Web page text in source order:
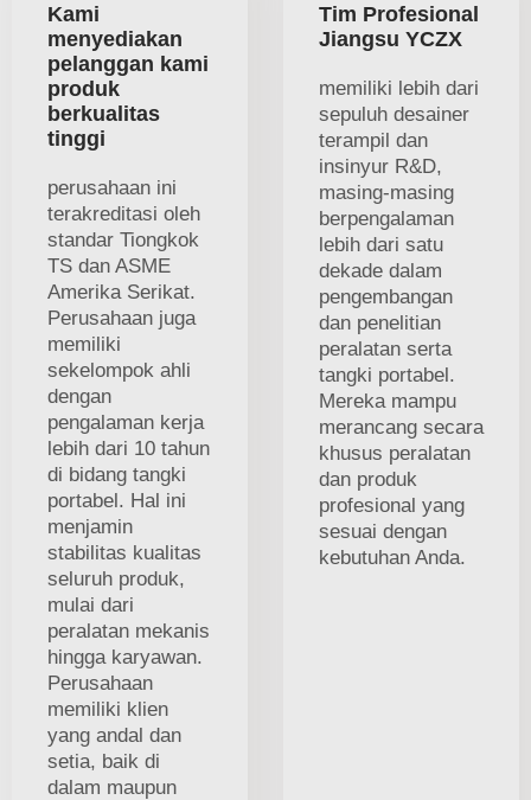
Kami
menyediakan
pelanggan kami
produk
berkualitas
tinggi
perusahaan ini
terakreditasi oleh
standar Tiongkok
TS dan ASME
Amerika Serikat.
Perusahaan juga
memiliki
sekelompok ahli
dengan
pengalaman kerja
lebih dari 10 tahun
di bidang tangki
portabel. Hal ini
menjamin
stabilitas kualitas
seluruh produk,
mulai dari
peralatan mekanis
hingga karyawan.
Perusahaan
memiliki klien
yang andal dan
setia, baik di
dalam maupun
Tim Profesional
Jiangsu YCZX
memiliki lebih dari
sepuluh desainer
terampil dan
insinyur R&D,
masing-masing
berpengalaman
lebih dari satu
dekade dalam
pengembangan
dan penelitian
peralatan serta
tangki portabel.
Mereka mampu
merancang secara
khusus peralatan
dan produk
profesional yang
sesuai dengan
kebutuhan Anda.